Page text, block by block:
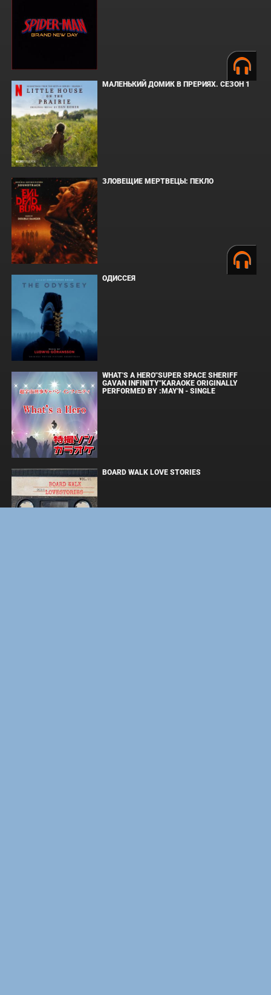
МАЛЕНЬКИЙ ДОМИК В ПРЕРИЯХ. СЕЗОН 1
ЗЛОВЕЩИЕ МЕРТВЕЦЫ: ПЕКЛО
ОДИССЕЯ
WHAT'S A HERO"SUPER SPACE SHERIFF
GAVAN INFINITY"KARAOKE ORIGINALLY
PERFORMED BY :MAY'N - SINGLE
BOARD WALK LOVE STORIES